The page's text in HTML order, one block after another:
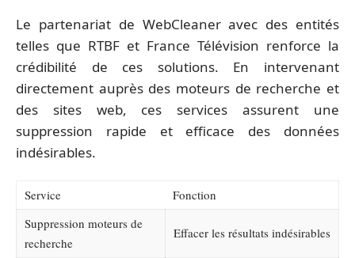
Le partenariat de WebCleaner avec des entités
telles que RTBF et France Télévision renforce la
crédibilité de ces solutions. En intervenant
directement auprès des moteurs de recherche et
des sites web, ces services assurent une
suppression rapide et efficace des données
indésirables.
Service
Fonction
Suppression moteurs de
recherche
Effacer les résultats indésirables